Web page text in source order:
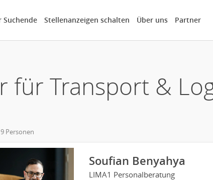
Suchende Stellenanzeigen schalten Über uns Partner
für Transport &
Personen
Soufian Benyahya
LIMA1 Personalberatung